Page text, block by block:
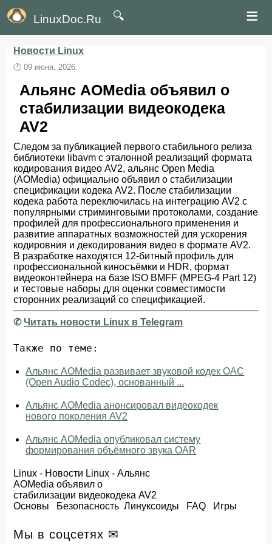
LinuxDoc.Ru 🔍 ≡
Новости Linux
🕛09 июня, 2026.
Альянс AOMedia объявил о
стабилизации видеокодека
AV2
Следом за публикацией первого стабильного релиза
библиотеки libavm с эталонной реализаций формата
кодирования видео AV2, альянс Open Media
(AOMedia) официально объявил о стабилизации
спецификации кодека AV2. После стабилизации
кодека работа переключилась на интеграцию AV2 с
популярными стриминговыми протоколами, создание
профилей для профессионального применения и
развитие аппаратных возможностей для ускорения
кодировния и декодирования видео в формате AV2.
В разработке находятся 12-битный профиль для
профессиональной киносъёмки и HDR, формат
видеоконтейнера на базе ISO BMFF (MPEG-4 Part 12)
и тестовые наборы для оценки совместимости
сторонних реализаций со спецификацией.
✆Читать новости Linux в Telegram
Также по теме:
Альянс AOMedia развивает звуковой кодек OAC
(Open Audio Codec), основанный ...
Альянс AOMedia анонсировал видеокодек
нового поколения AV2
Альянс AOMedia опубликовал систему
формирования объёмного звука OAR
Linux - Новости Linux - Альянс
AOMedia объявил о
стабилизации видеокодека AV2
Основы
Безопасность Линуксоиды FAQ Игры
Мы в соцсетях ✉